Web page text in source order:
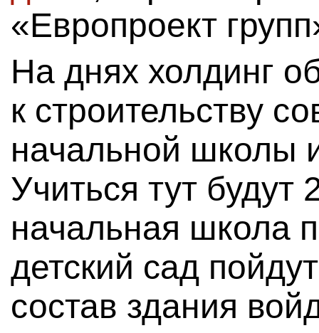
«Европроект
На днях холдинг
к строительству
начальной школы
Учиться тут будут
начальная школа
детский сад
состав здания